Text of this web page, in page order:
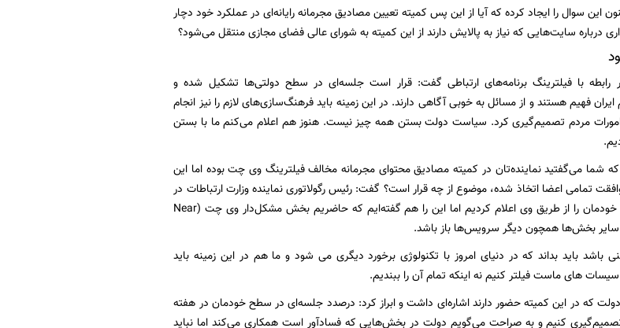
سوال را ایجاد کرده که آیا از این پس کمیته تعیین مصادیق مجرمانه رایانه‌ای در عملکرد خود دچار
درباره سایت‌هایی که نیاز به پالایش دارند از این کمیته به شورای عالی فضای مجازی منتقل می‌شود؟
رابطه با فیلترینگ برنامه‌های ارتباطی گفت: قرار است جلسه‌ای در سطح دولتی‌ها تشکیل شده و
فهیم هستند و از مسائل به خوبی آگاهی دارند. در این زمینه باید فرهنگ‌سازی‌های لازم را نیز انجام
امورات مردم تصمیم‌گیری کرد. سیاست دولت بستن همه چیز نیست. هنوز هم اعلام می‌کنم ما با بستن
شما می‌گفتید نماینده‌تان در کمیته مصادیق محتوای مجرمانه مخالف فیلترینگ وی چت بوده اما این
تمامی اعضا اتخاذ شده، موضوع از چه قرار است؟ گفت: رئیس رگولاتوری نماینده وزارت ارتباطات در
این کمیته است و ما هم نظر مخالف خودمان را از طریق وی اعلام کردیم اما این را هم گفته‌ایم که حاضریم بخش مشکل‌دار وی چت (Near
باشد باید بداند که در دنیای امروز با تکنولوژی برخورد دیگری می شود و ما هم در این زمینه باید
های ماست فیلتر کنیم نه اینکه تمام آن را ببندیم.
که در این کمیته حضور دارند اشاره‌ای داشت و ابراز کرد: درصدد جلسه‌ای در سطح خودمان در هفته
تصمیم‌گیری کنیم و به صراحت می‌گویم دولت در بخش‌هایی که فسادآور است همکاری می‌کند اما نباید